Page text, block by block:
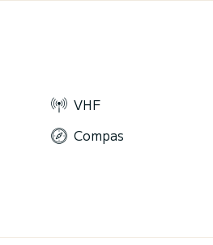
VHF
Compas